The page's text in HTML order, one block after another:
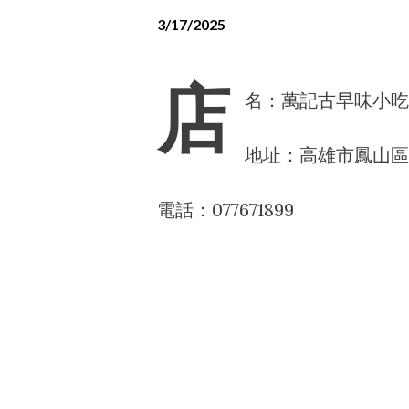
3/17/2025
店 名：萬記古早味小吃
地址：高雄市鳳山
電話：077671899